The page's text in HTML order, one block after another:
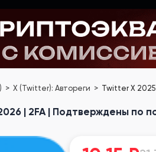
X (Twitter): Автореги Twitter X
| 2FA | Подтверждены по